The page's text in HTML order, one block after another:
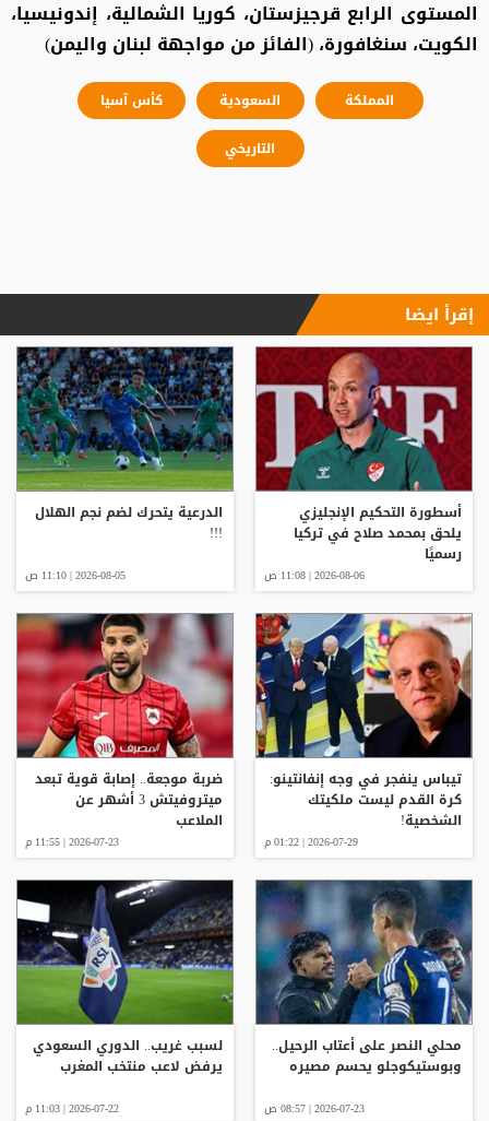
المستوى الرابع قرجيزستان، كوريا الشمالية، إندونيسيا،
الكويت، سنغافورة، (الفائز من مواجهة لبنان واليمن)
المملكة السعودية
كأس آسيا
التاريخي
إقرأ ايضا
أسطورة التحكيم الإنجليزي
يلحق بمحمد صلاح في تركيا
رسميًا
2026-08-06 | 11:08 ص
الدرعية يتحرك لضم نجم الهلال
!!!
2026-08-05 | 11:10 ص
تيباس ينفجر في وجه إنفانتينو:
كرة القدم ليست ملكيتك
الشخصية!
2026-07-29 | 01:22 م
ضربة موجعة.. إصابة قوية تبعد
ميتروفيتش 3 أشهر عن
الملاعب
2026-07-23 | 11:55 م
محلي النصر على أعتاب الرحيل..
وبوستيكوجلو يحسم مصيره
2026-07-23 | 08:57 ص
لسبب غريب.. الدوري السعودي
يرفض لاعب منتخب المغرب
2026-07-22 | 11:03 م